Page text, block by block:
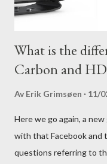
What is the
Carbon and
Av Erik Grimsøen 11/
Here we go again, a
with that Facebook
questions referring to